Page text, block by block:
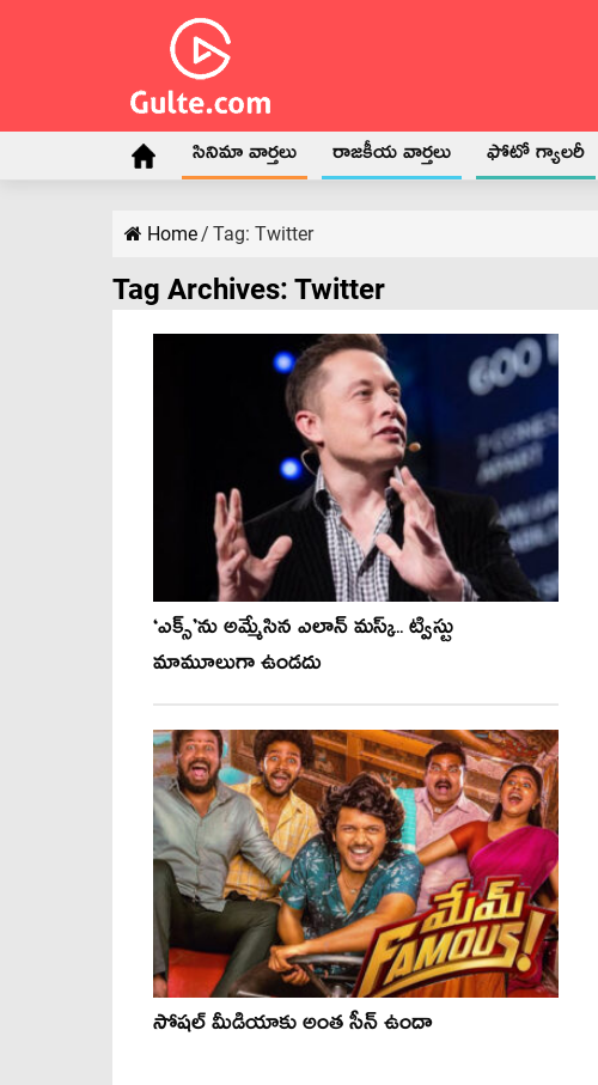
సినిమా వార్తలు రాజకీయ వార్తలు ఫోటో గ్యాలరీ
Home/ Tag: Twitter
Tag Archives: Twitter
‘ఎక్స్’ను అమ్మేసిన ఎలాన్ మస్క్.. ట్విస్టు
మామూలుగా ఉండదు
సోషల్ మీడియాకు అంత సీన్ ఉందా